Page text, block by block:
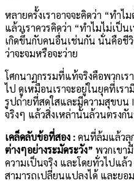
หลายครั้งเราอาจจะคิดว่า “ทำไ
แล้วเราควรคิดว่า “ทำไมไม่เป็น
เกิดขึ้นกับคนอื่นเช่นกัน นั่นคือชี
ว่าจะจมหรือจะว่าย
โศกนาฏกรรมที่แท้จริงคือพวกเร
ไป ดูเหมือนเราจะอยู่ในยุคที่เ
รูปถ่ายที่สดใสและมีความสุขบน
จริงๆ แล้วสิ่งเหล่านั้นล้วนตรงกั
เคล็ดลับข้อที่สอง :คนที่ล้มแล้ว
ต่างๆอย่างระมัดระวัง” พวกเขา
ความเป็นจริง และโดยทั่วไปแล้
สามารถเปลี่ยนแปลงได้ และยอ